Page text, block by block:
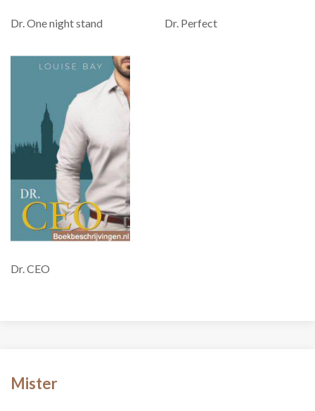
Dr. One night stand Dr. Perfect
Dr. CEO
Mister